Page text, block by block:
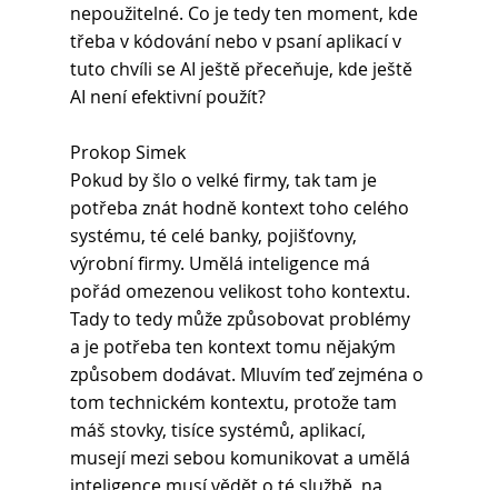
nepoužitelné. Co je tedy ten moment, kde
třeba v kódování nebo v psaní aplikací v
tuto chvíli se AI ještě přeceňuje, kde ještě
AI není efektivní použít?
Prokop Simek
Pokud by šlo o velké firmy, tak tam je
potřeba znát hodně kontext toho celého
systému, té celé banky, pojišťovny,
výrobní firmy. Umělá inteligence má
pořád omezenou velikost toho kontextu.
Tady to tedy může způsobovat problémy
a je potřeba ten kontext tomu nějakým
způsobem dodávat. Mluvím teď zejména o
tom technickém kontextu, protože tam
máš stovky, tisíce systémů, aplikací,
musejí mezi sebou komunikovat a umělá